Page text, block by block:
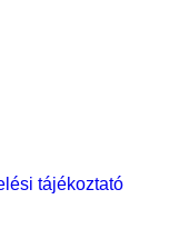
tájékoztató